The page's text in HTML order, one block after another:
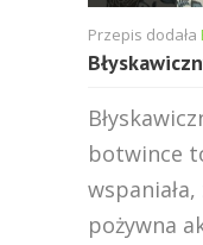
Przepis dodała
botwince
pożywna